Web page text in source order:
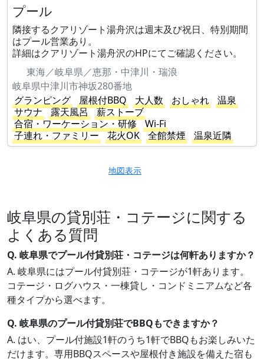
プール
隣接するクアリゾート湯舟沢は週末及び祝日、特別期間
はプール営業あり。
詳細はクアリゾート湯舟沢のHPにてご確認ください。
東海／岐阜県／恵那・中津川・瑞浪
岐阜県中津川市神坂280番地
グランピング
屋根付BBQ 大人数 おしゃれ
温泉
サウナ
露天風呂
薪ストーブ
合宿・ワーケーション・研修
Wi-Fi
子連れ・ファミリー
花火OK 全館禁煙 温泉近隣
地図表示
岐阜県の貸別荘・コテージに関する
よくある質問
Q. 岐阜県でプール付貸別荘・コテージは何軒ありますか？
A. 岐阜県にはプール付貸別荘・コテージが1軒あります。
コテージ・ログハウス・一棟貸し・コンドミニアムなど各
種タイプから選べます。
Q. 岐阜県のプール付貸別荘でBBQもできますか？
A. はい、プール付施設1軒のうち1軒でBBQもお楽しみいた
だけます。専用BBQスペースや屋根付き施設を備えた宿も